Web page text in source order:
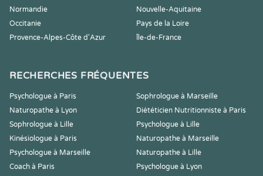
Normandie
Nouvelle-Aquitaine
Occitanie
Pays de la Loire
Provence-Alpes-Côte d'Azur
Île-de-France
RECHERCHES FRÉQUENTES
Psychologue à Paris
Sophrologue à Marseille
Naturopathe à Lyon
Diététicien Nutritionniste à Paris
Sophrologue à Lille
Psychologue à Lille
Kinésiologue à Paris
Naturopathe à Marseille
Psychologue à Marseille
Naturopathe à Lille
Coach à Paris
Psychologue à Lyon